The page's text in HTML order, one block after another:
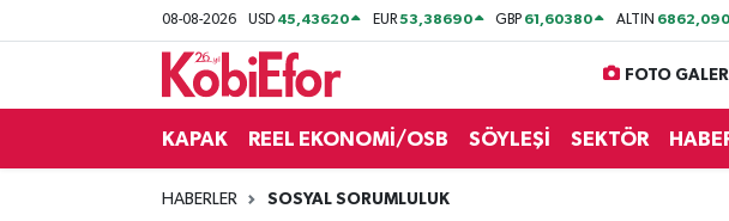
08-08-2026 USD 45,43620 EUR53,38690 GBP 61,60380 ALTIN
FOTO GALERİ
KAPAK REEL EKONOMİ/OSB SÖYLEŞİ SEKTÖR
HABERLER SOSYAL SORUMLULUK
BİLİŞİM PANO